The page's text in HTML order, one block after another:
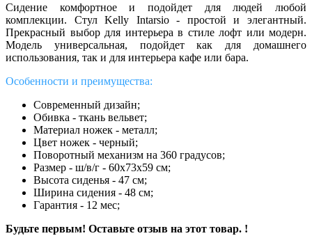
Сидение комфортное и подойдет для людей любой
комплекции. СтулKelly Intarsio -
простой и элегантный.
Прекрасный выбор для интерьера в стиле лофт или модерн.
Модель универсальная, подойдет как для домашнего
использования, так и для интерьера кафе или бара.
Особенности и преимущества:
Современный дизайн;
Обивка - ткань вельвет;
Материал ножек - металл;
Цвет ножек - черный;
Поворотный механизм на 360 градусов;
Размер - ш/в/г - 60х73х59 см;
Высота сиденья - 47 см;
Ширина сидения - 48 см;
Гарантия - 12 мес;
Будьте первым! Оставьте отзыв на этот товар. !